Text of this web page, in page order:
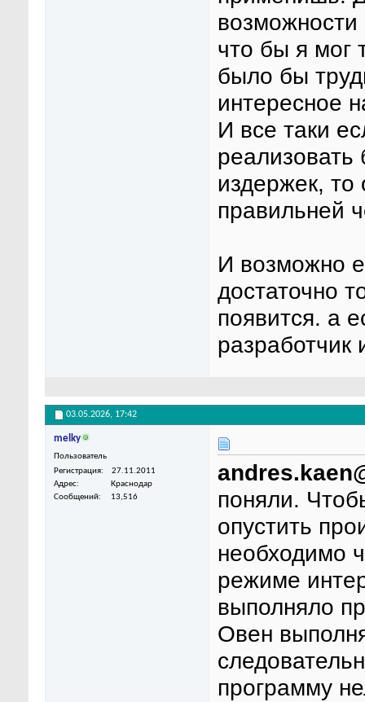
что бы я мог
было бы
интересное
И все таки
реализовать
издержек, то
правильней
И возможно
достаточно
появится. а
разработчик
03.05.2026, 17:42
melky
Пользователь
Регистрация
27.11.2011
Адрес
Краснодар
Сообщений
13,516
поняли.
опустить
необходимо
режиме
выполняло
Овен
программу